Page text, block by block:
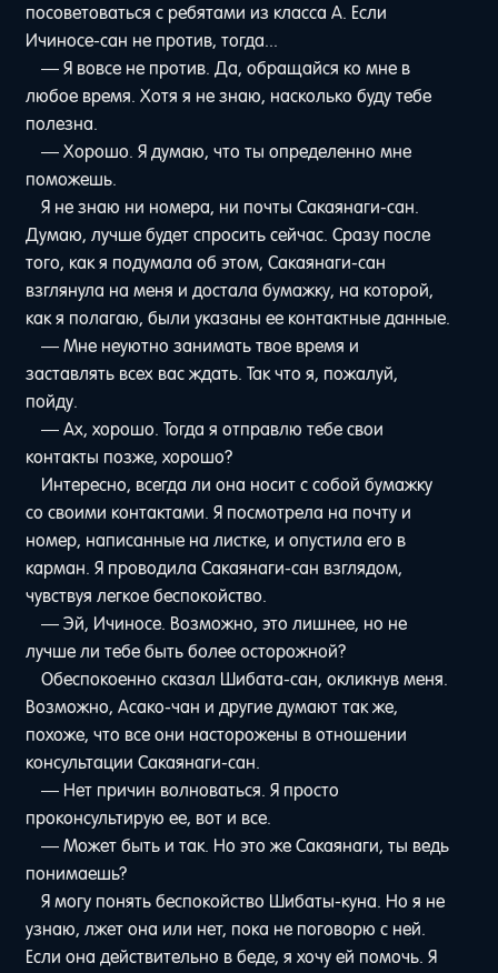
посоветоваться с ребятами из класса А. Если
Ичиносе-сан не против, тогда...
— Я вовсе не против. Да, обращайся ко мне в
любое время. Хотя я не знаю, насколько буду тебе
полезна.
— Хорошо. Я думаю, что ты определенно мне
поможешь.
Я не знаю ни номера, ни почты Сакаянаги-сан.
Думаю, лучше будет спросить сейчас. Сразу после
того, как я подумала об этом, Сакаянаги-сан
взглянула на меня и достала бумажку, на которой,
как я полагаю, были указаны ее контактные данные.
— Мне неуютно занимать твое время и
заставлять всех вас ждать. Так что я, пожалуй,
пойду.
— Ах, хорошо. Тогда я отправлю тебе свои
контакты позже, хорошо?
Интересно, всегда ли она носит с собой бумажку
со своими контактами. Я посмотрела на почту и
номер, написанные на листке, и опустила его в
карман. Я проводила Сакаянаги-сан взглядом,
чувствуя легкое беспокойство.
— Эй, Ичиносе. Возможно, это лишнее, но не
лучше ли тебе быть более осторожной?
Обеспокоенно сказал Шибата-сан, окликнув меня.
Возможно, Асако-чан и другие думают так же,
похоже, что все они насторожены в отношении
консультации Сакаянаги-сан.
— Нет причин волноваться. Я просто
проконсультирую ее, вот и все.
— Может быть и так. Но это же Сакаянаги, ты ведь
понимаешь?
Я могу понять беспокойство Шибаты-куна. Но я не
узнаю, лжет она или нет, пока не поговорю с ней.
Если она действительно в беде, я хочу ей помочь. Я